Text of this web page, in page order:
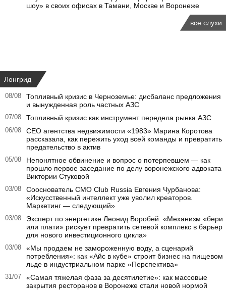
шоу» в своих офисах в Тамани, Москве и Воронеже
все слухи
Лонгрид
08/08
Топливный кризис в Черноземье: дисбаланс предложения
и вынужденная роль частных АЗС
07/08 Топливный кризис как инструмент передела рынка АЗС
06/08
CEO агентства недвижимости «1983» Марина Коротова
рассказала, как пережить уход всей команды и превратить
предательство в актив
05/08
Непонятное обвинение и вопрос о потерпевшем — как
прошло первое заседание по делу воронежского адвоката
Виктории Стуковой
03/08
Сооснователь CMO Club Russia Евгения Чурбанова:
«Искусственный интеллект уже уволил креаторов.
Маркетинг — следующий»
03/08
Эксперт по энергетике Леонид Воробей: «Механизм «бери
или плати» рискует превратить сетевой комплекс в барьер
для нового инвестиционного цикла»
03/08
«Мы продаем не замороженную воду, а сценарий
потребления»: как «Айс в кубе» строит бизнес на пищевом
льде в индустриальном парке «Перспектива»
31/07
«Самая тяжелая фаза за десятилетие»: как массовые
закрытия ресторанов в Воронеже стали новой нормой